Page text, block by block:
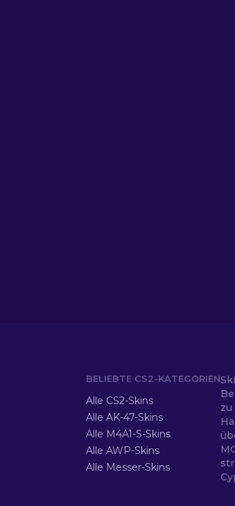
BELIEBTE CS2-KATEGORIEN
Alle CS2-Skins
Alle AK-47-Skins
Alle M4A1-S-Skins
Alle AWP-Skins
Alle Messer-Skins